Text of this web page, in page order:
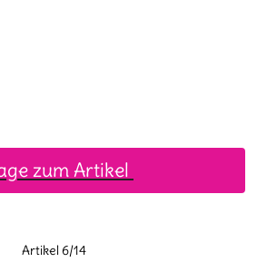
zum Artikel
Artikel 6/14